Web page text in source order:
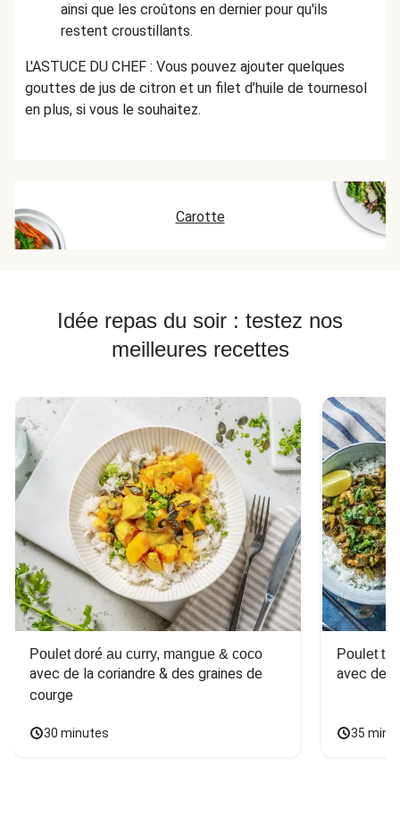
ainsi que les croûtons en dernier pour qu'ils
restent croustillants.
L'ASTUCE DU CHEF : Vous pouvez ajouter quelques
gouttes de jus de citron et un filet d’huile de tournesol
en plus, si vous le souhaitez.
Carotte
Idée repas du soir : testez nos
meilleures recettes
Poulet doré au curry, mangue & coco
avec de la coriandre & des graines de
courge
30 minutes
Poulet
avec des
35